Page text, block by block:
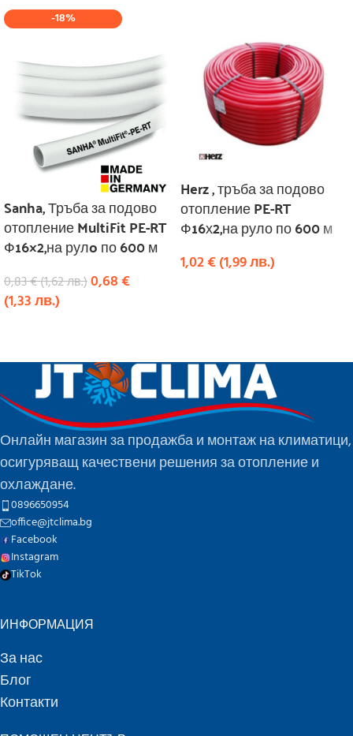
-18%
Sanha, Тръба за подово
отопление MultiFit PE-RT
Ф16×2,на рулo по 600 м
0,83€(1,62лв.)0,68€
(1,33лв.)
Herz , тръба за подово
отопление PE-RT
Ф16х2,на руло по 600 м
1,02€(1,99лв.)
Онлайн магазин за продажба и монтаж на климатици,
осигуряващ качествени решения за отопление и
охлаждане.
0896650954
office@jtclima.bg
Facebook
Instagram
TikTok
ИНФОРМАЦИЯ
За нас
Блог
Контакти